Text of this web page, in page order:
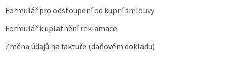
Formulář pro odstoupení od kupní smlouvy
Formulář k uplatnění reklamace
Změna údajů na faktuře (daňovém dokladu)